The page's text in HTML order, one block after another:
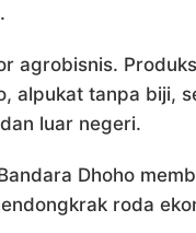
agrobisnis.
alpukat tanpa biji,
luar negeri.
Dhoho
roda